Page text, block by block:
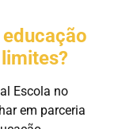
Escola no
em parceria